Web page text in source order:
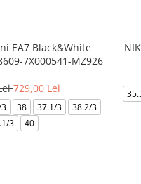
EA7 Black&White
7X000541-MZ926
729,00 Lei
38 37.1/3
38.2/3
3
40